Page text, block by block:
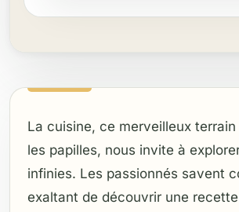
La cuisine, ce merveilleux
les papilles, nous invite à
infinies. Les passionnés savent
exaltant de découvrir une